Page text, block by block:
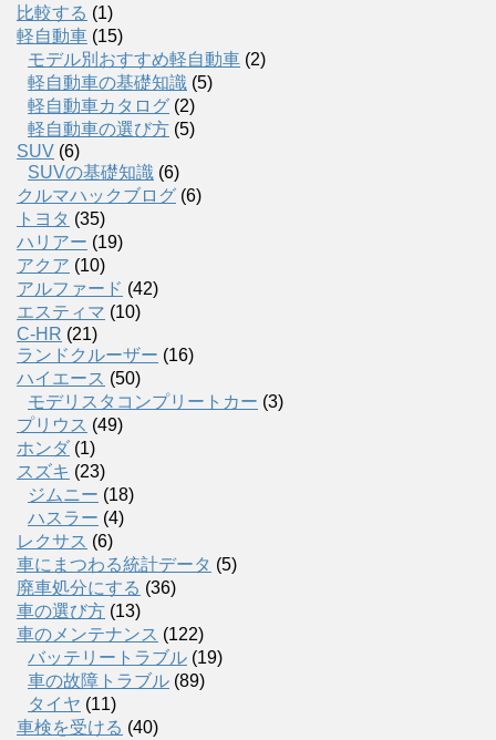
比較する (1)
軽自動車 (15)
モデル別おすすめ軽自動車 (2)
軽自動車の基礎知識 (5)
軽自動車カタログ (2)
軽自動車の選び方 (5)
SUV (6)
SUVの基礎知識 (6)
クルマハックブログ (6)
トヨタ (35)
ハリアー (19)
アクア (10)
アルファード (42)
エスティマ (10)
C-HR (21)
ランドクルーザー (16)
ハイエース (50)
モデリスタコンプリートカー (3)
プリウス (49)
ホンダ (1)
スズキ (23)
ジムニー (18)
ハスラー (4)
レクサス (6)
車にまつわる統計データ (5)
廃車処分にする (36)
車の選び方 (13)
車のメンテナンス (122)
バッテリートラブル (19)
車の故障トラブル (89)
タイヤ (11)
車検を受ける (40)